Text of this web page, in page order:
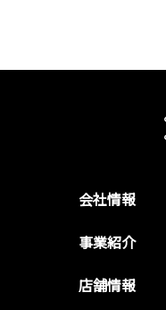
会社情報
事業紹介
店舗情報